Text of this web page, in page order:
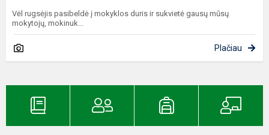
Vėl rugsėjis pasibeldė į mokyklos duris ir sukvietė gausų mūsų
mokytojų, mokinuk...
Plačiau